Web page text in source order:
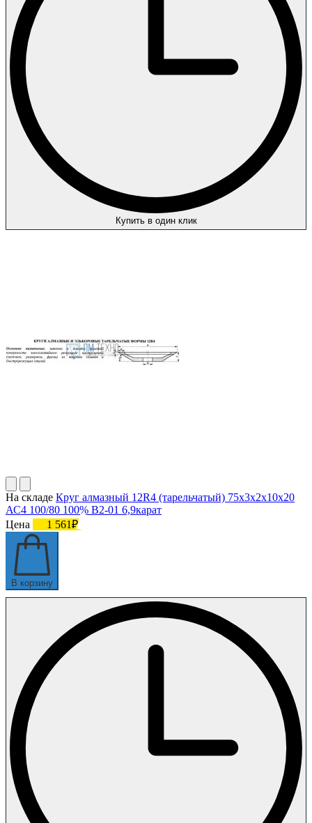
Купить в один клик
На складе Круг алмазный 12R4 (тарельчатый) 75х3х2х10х20
АС4 100/80 100% В2-01 6,9карат
Цена
1 561₽
В корзину